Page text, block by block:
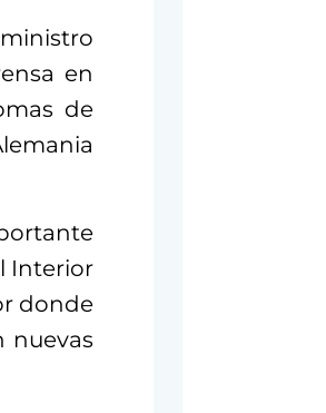
en
de
Interior
donde
nuevas